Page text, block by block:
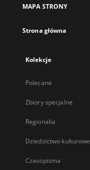
MAPA STRONY
Strona główna
Kolekcje
Polecane
Zbiory specjalne
Regionalia
Dziedzictwo kulturowe
Czasopisma